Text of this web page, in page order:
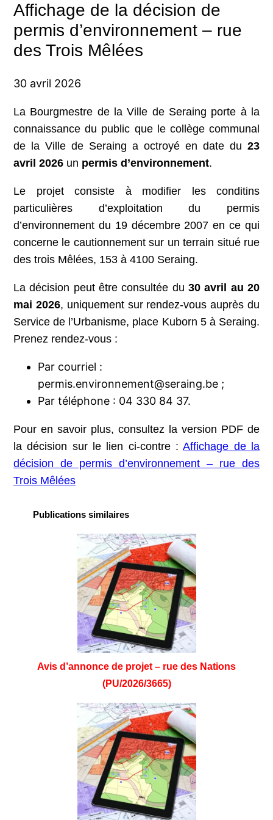
Affichage de la décision de
permis d’environnement – rue
des Trois Mêlées
30 avril 2026
La Bourgmestre de la Ville de Seraing porte à la
connaissance du public que le collège communal
de la Ville de Seraing a octroyé en date du 23
avril 2026 un permis d’environnement.
Le projet consiste à modifier les conditins
particulières d’exploitation du permis
d’environnement du 19 décembre 2007 en ce qui
concerne le cautionnement sur un terrain situé rue
des trois Mêlées, 153 à 4100 Seraing.
La décision peut être consultée du 30 avril au 20
mai 2026, uniquement sur rendez-vous auprès du
Service de l’Urbanisme, place Kuborn 5 à Seraing.
Prenez rendez-vous :
Par courriel :
permis.environnement@seraing.be ;
Par téléphone : 04 330 84 37.
Pour en savoir plus, consultez la version PDF de
la décision sur le lien ci-contre :Affichage de la
décision de permis d’environnement – rue des
Trois Mêlées
Publications similaires
Avis d’annonce de projet – rue des Nations
(PU/2026/3665)